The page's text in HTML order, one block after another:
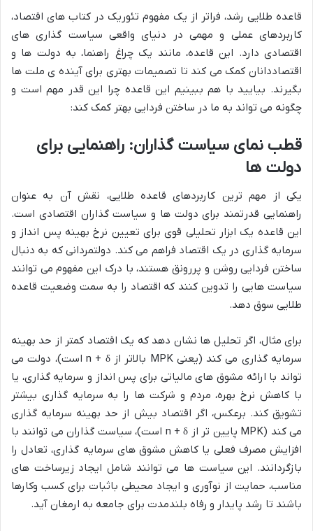
قاعده طلایی رشد، فراتر از یک مفهوم تئوریک در کتاب های اقتصاد،
کاربردهای عملی و مهمی در دنیای واقعی سیاست گذاری های
اقتصادی دارد. این قاعده، مانند یک چراغ راهنما، به دولت ها و
اقتصاددانان کمک می کند تا تصمیمات بهتری برای آینده ی ملت ها
بگیرند. بیایید با هم ببینیم این قاعده چرا این قدر مهم است و
چگونه می تواند به ما در ساختن فردایی بهتر کمک کند:
قطب نمای سیاست گذاران: راهنمایی برای
دولت ها
یکی از مهم ترین کاربردهای قاعده طلایی، نقش آن به عنوان
راهنمایی قدرتمند برای دولت ها و سیاست گذاران اقتصادی است.
این قاعده یک ابزار تحلیلی قوی برای تعیین نرخ بهینه پس انداز و
سرمایه گذاری در یک اقتصاد فراهم می کند. دولتمردانی که به دنبال
ساختن فردایی روشن و پررونق هستند، با درک این مفهوم می توانند
سیاست هایی را تدوین کنند که اقتصاد را به سمت وضعیت قاعده
طلایی سوق دهد.
برای مثال، اگر تحلیل ها نشان دهد که یک اقتصاد کمتر از حد بهینه
سرمایه گذاری می کند (یعنی MPK بالاتر از n + δ است)، دولت می
تواند با ارائه مشوق های مالیاتی برای پس انداز و سرمایه گذاری، یا
با کاهش نرخ بهره، مردم و شرکت ها را به سرمایه گذاری بیشتر
تشویق کند. برعکس، اگر اقتصاد بیش از حد بهینه سرمایه گذاری
می کند (MPK پایین تر از n + δ است)، سیاست گذاران می توانند با
افزایش مصرف فعلی یا کاهش مشوق های سرمایه گذاری، تعادل را
بازگردانند. این سیاست ها می توانند شامل ایجاد زیرساخت های
مناسب، حمایت از نوآوری و ایجاد محیطی باثبات برای کسب وکارها
باشند تا رشد پایدار و رفاه بلندمدت برای جامعه به ارمغان آید.